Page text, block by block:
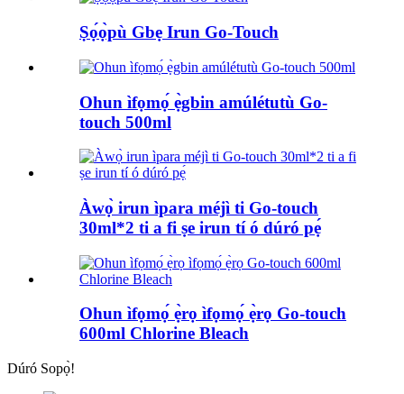
Ṣọ́ọ̀pù Gbẹ Irun Go-Touch
Ohun ìfọmọ́ ẹ̀gbin amúlétutù Go-
touch 500ml
Àwọ̀ irun ìpara méjì ti Go-touch
30ml*2 ti a fi ṣe irun tí ó dúró pẹ́
Ohun ìfọmọ́ ẹ̀rọ ìfọmọ́ ẹ̀rọ Go-touch
600ml Chlorine Bleach
Dúró Sopọ̀!